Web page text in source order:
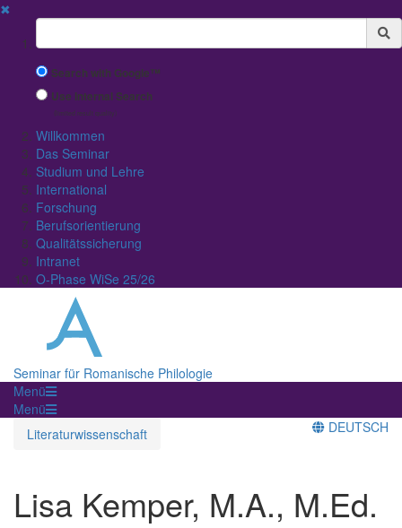
✖
Suchbegriff
Search with Google™
Use Internal Search
(limited result quality)
Willkommen
Das Seminar
Studium und Lehre
International
Forschung
Berufsorientierung
Qualitätssicherung
Intranet
O-Phase WiSe 25/26
Seminar für Romanische Philologie
Menü
Menü
Literaturwissenschaft
DEUTSCH
Lisa Kemper, M.A., M.Ed.